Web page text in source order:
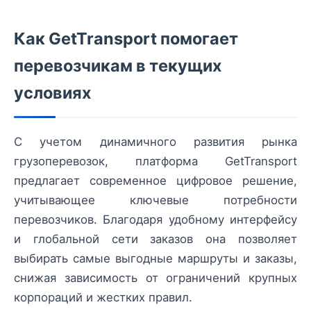
Как GetTransport помогает
перевозчикам в текущих
условиях
С учетом динамичного развития рынка
грузоперевозок, платформа GetTransport
предлагает современное цифровое решение,
учитывающее ключевые потребности
перевозчиков. Благодаря удобному интерфейсу
и глобальной сети заказов она позволяет
выбирать самые выгодные маршруты и заказы,
снижая зависимость от ограничений крупных
корпораций и жестких правил.